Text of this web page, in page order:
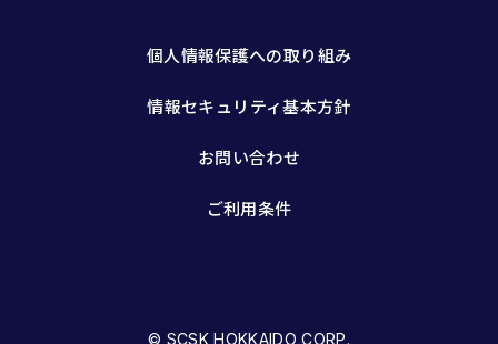
個人情報保護への取り組み
情報セキュリティ基本方針
お問い合わせ
ご利用条件
© SCSK HOKKAIDO CORP.